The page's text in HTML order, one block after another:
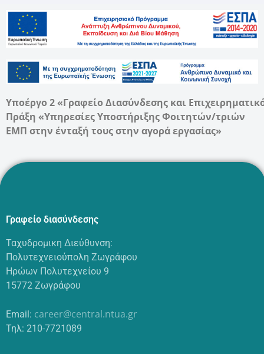
Υποέργο 2 «Γραφείο Διασύνδεσης και
Πράξη «Υπηρεσίες Υποστήριξης Φοιτητών/τριών
ΕΜΠ στην ένταξή τους στην αγορά εργασίας»
Γραφείο διασύνδεσης
Ταχυδρομικη Διεύθυνση:
Πολυτεχνειούπολη Ζωγράφου
Ηρώων Πολυτεχνείου 9
15772 Ζωγράφου
Email: career@central.ntua.gr
Τηλ: 210-7721089